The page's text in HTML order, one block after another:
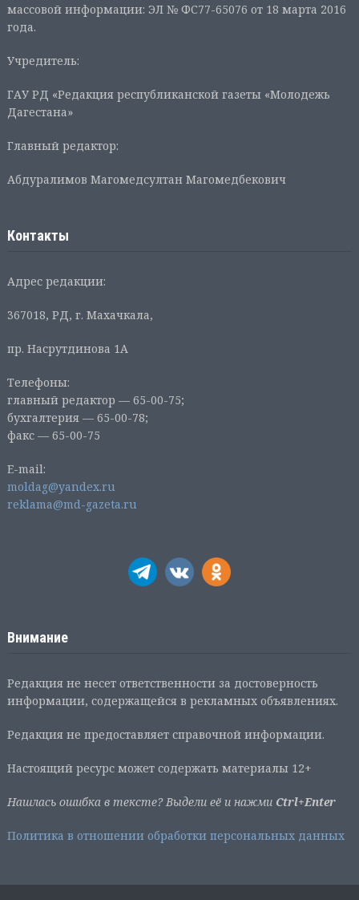
массовой информации: ЭЛ № ФС77-65076 от 18 марта 2016
года.
Учредитель:
ГАУ РД «Редакция республиканской газеты «Молодежь
Дагестана»
Главный редактор:
Абдуралимов Магомедсултан Магомедбекович
Контакты
Адрес редакции:
367018, РД, г. Махачкала,
пр. Насрутдинова 1А
Телефоны:
главный редактор — 65-00-75;
бухгалтерия — 65-00-78;
факс — 65-00-75
E-mail:
moldag@yandex.ru
reklama@md-gazeta.ru
Внимание
Редакция не несет ответственности за достоверность
информации, содержащейся в рекламных объявлениях.
Редакция не предоставляет справочной информации.
Настоящий ресурс может содержать материалы 12+
Нашлась ошибка в тексте? Выдели её и нажми Ctrl+Enter
Политика в отношении обработки персональных данных